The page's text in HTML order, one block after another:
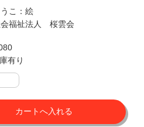
こ：絵
会福祉法人 桜雲会
有り